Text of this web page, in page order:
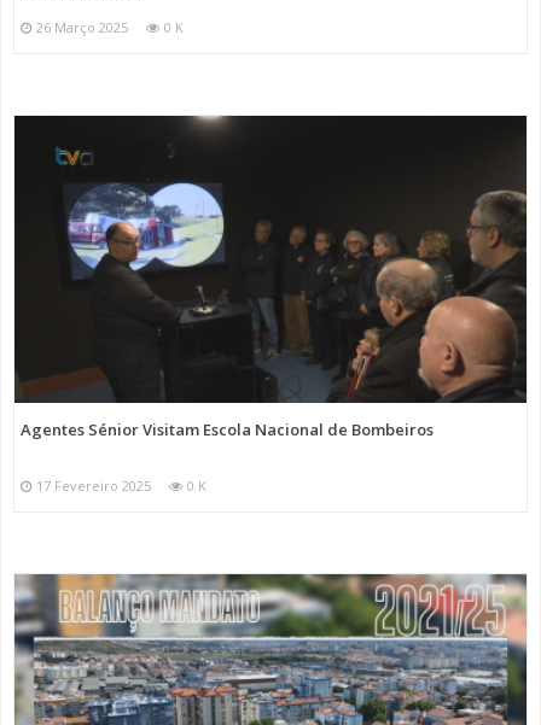
26 Março 2025 0 K
Agentes Sénior Visitam Escola Nacional de Bombeiros
17 Fevereiro 2025 0 K